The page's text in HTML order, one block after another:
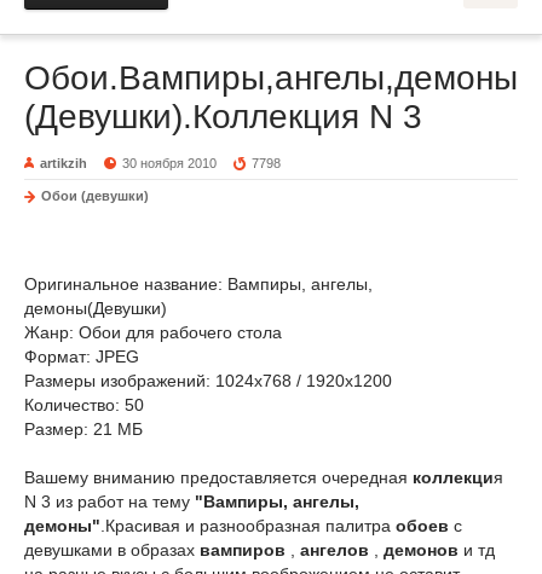
Обои.Вампиры,ангелы,демоны
(Девушки).Коллекция N 3
artikzih 30 ноября 2010 7798
Обои (девушки)
Оригинальное название: Вампиры, ангелы,
демоны(Девушки)
Жанр: Обои для рабочего стола
Формат: JPEG
Размеры изображений: 1024х768 / 1920х1200
Количество: 50
Размер: 21 МБ
Вашему вниманию предоставляется очередная коллекция
N 3 из работ на тему "Вампиры, ангелы,
демоны" .Красивая и разнообразная палитра обоев с
девушками в образах вампиров ангелов демонов и тд